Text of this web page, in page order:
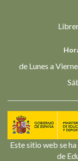
de Lunes a
Este sitio web se
de